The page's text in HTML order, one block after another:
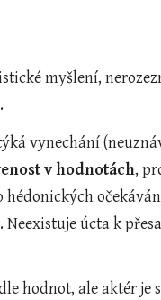
myšlení,
vynechání
v hodnotách,
Neexistuje úcta k
hodnot, ale aktér je